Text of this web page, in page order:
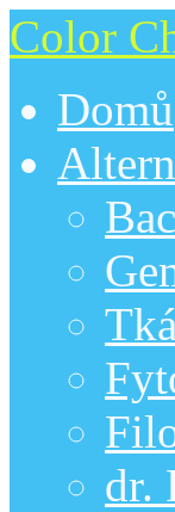
Color
Domů
dr.